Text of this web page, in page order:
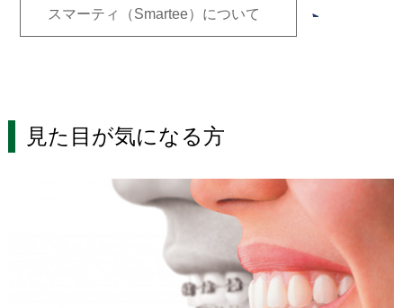
スマーティ（Smartee）について
見た目が気になる方